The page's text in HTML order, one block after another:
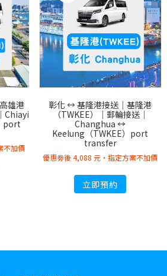
雄港
Chiayi
port
不加價
彰化 ↔︎ 基隆港接送｜基隆港
（TWKEE）｜郵輪接送｜
Changhua ↔︎
Keelung（TWKEE）port
transfer
優惠劵後 4,088 元・指定方案不加價
立即預約